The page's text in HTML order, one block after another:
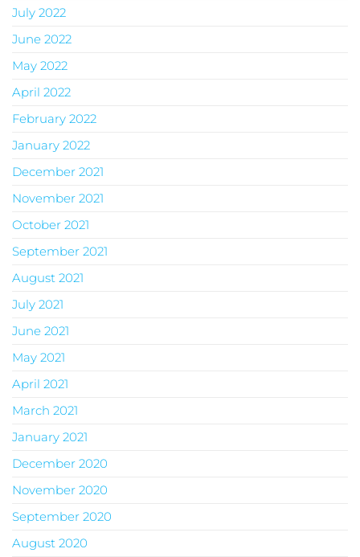
July 2022
June 2022
May 2022
April 2022
February 2022
January 2022
December 2021
November 2021
October 2021
September 2021
August 2021
July 2021
June 2021
May 2021
April 2021
March 2021
January 2021
December 2020
November 2020
September 2020
August 2020